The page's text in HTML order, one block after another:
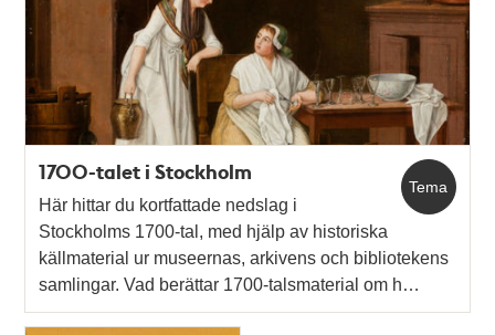
Tema
1700-talet i Stockholm
Här hittar du kortfattade nedslag i
Stockholms 1700-tal, med hjälp av historiska
källmaterial ur museernas, arkivens och bibliotekens
samlingar. Vad berättar 1700-talsmaterial om h…